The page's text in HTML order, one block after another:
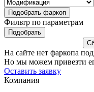
Фильтр по параметрам
На сайте нет фаркопа
Но мы можем привезти
Оставить заявку
Компания